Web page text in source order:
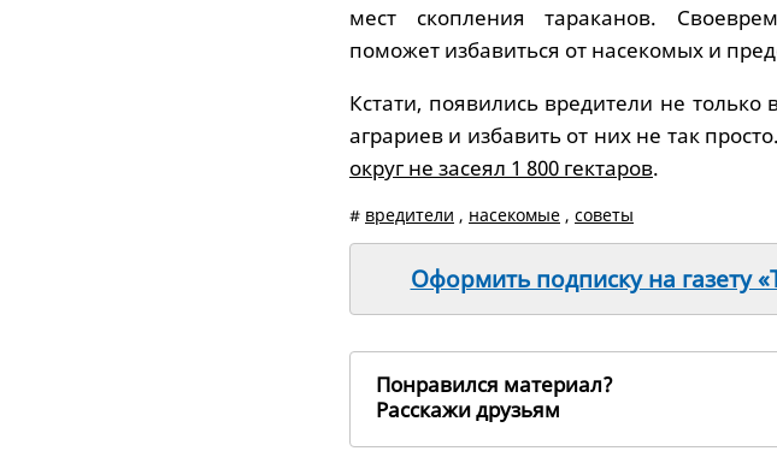
мест скопления тараканов.
поможет избавиться от насекомых и
Кстати, появились вредители не
аграриев и избавить от них не так просто.
округ не засеял 1 800 гектаров.
# вредители , насекомые , советы
Оформить подписку на газету
Понравился материал?
Расскажи друзьям